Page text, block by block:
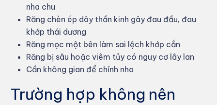
nha chu
Răng chèn ép dây thần kinh gây đau đầu, đau
khớp thái dương
Răng mọc một bên làm sai lệch khớp cắn
Răng bị sâu hoặc viêm tủy có nguy cơ lây lan
Cần không gian để chỉnh nha
Trường hợp không nên